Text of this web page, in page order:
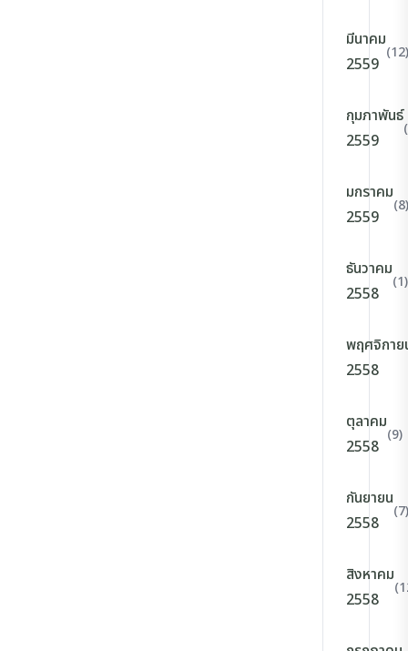
มีนาคม
2559
(12)
กุมภาพันธ์
2559
มกราคม
2559
(8)
ธันวาคม
2558
(1)
พฤศจิกาย
2558
ตุลาคม
2558
(9)
กันยายน
2558
(7)
สิงหาคม
2558